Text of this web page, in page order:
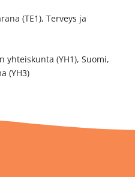
(TE1), Terveys ja
yhteiskunta (YH1), Suomi,
(YH3)